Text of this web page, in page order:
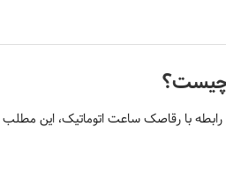
چیست؟
با رقاصک ساعت اتوماتیک، این مطلب